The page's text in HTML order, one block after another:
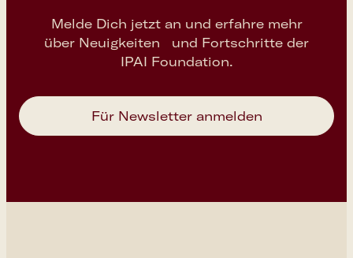
Melde Dich jetzt an und erfahre mehr
über Neuigkeiten und Fortschritte der
IPAI Foundation.
Für Newsletter anmelden